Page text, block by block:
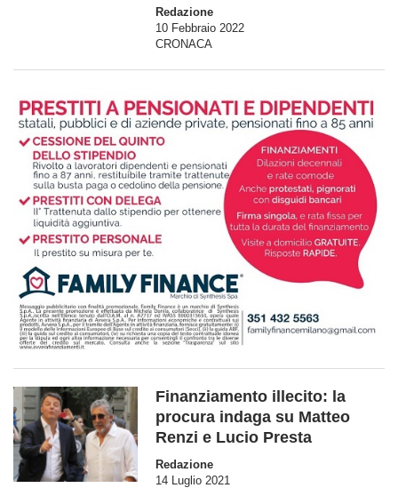
Redazione
10 Febbraio 2022
CRONACA
Finanziamento illecito: la
procura indaga su Matteo
Renzi e Lucio Presta
Redazione
14 Luglio 2021